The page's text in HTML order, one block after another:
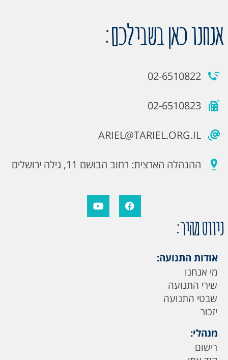
אנחנו כאן בשבילכם:
02-6510822
02-6510823
ARIEL@TARIEL.ORG.IL
ההנהלה הארצית: רחוב הבושם 11, גילה ירושלים
ניווט מהיר:
אודות התנועה:
מי אנחנו
שירי התנועה
שבטי התנועה
יזכור
מנהלי:
רישום